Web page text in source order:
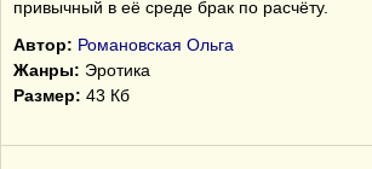
привычный в её среде брак по расчёту.
Автор: Романовская Ольга
Жанры: Эротика
Размер: 43 Кб